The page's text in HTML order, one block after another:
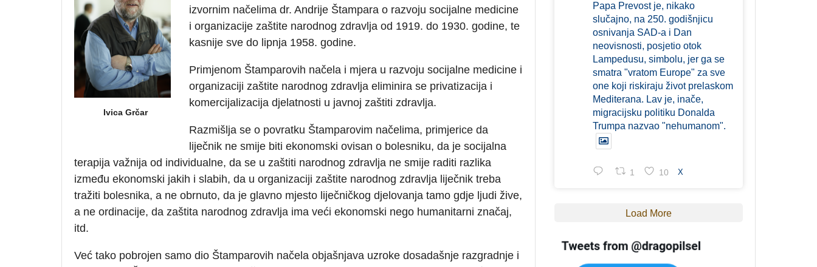
Ivica Grčar
izvornim načelima dr. Andrije Štampara o razvoju socijalne medicine
i organizacije zaštite narodnog zdravlja od 1919. do 1930. godine, te
kasnije sve do lipnja 1958. godine.
Primjenom Štamparovih načela i mjera u razvoju socijalne medicine i
organizaciji zaštite narodnog zdravlja eliminira se privatizacija i
komercijalizacija djelatnosti u javnoj zaštiti zdravlja.
Razmišlja se o povratku Štamparovim načelima, primjerice da
liječnik ne smije biti ekonomski ovisan o bolesniku, da je socijalna
terapija važnija od individualne, da se u zaštiti narodnog zdravlja ne smije raditi razlika
između ekonomski jakih i slabih, da u organizaciji zaštite narodnog zdravlja liječnik treba
tražiti bolesnika, a ne obrnuto, da je glavno mjesto liječničkog djelovanja tamo gdje ljudi žive,
a ne ordinacije, da zaštita narodnog zdravlja ima veći ekonomski nego humanitarni značaj,
itd.
Već tako pobrojen samo dio Štamparovih načela objašnjava uzroke dosadašnje razgradnje i
Papa Prevost je, nikako
slučajno, na 250. godišnjicu
osnivanja SAD-a i Dan
neovisnosti, posjetio otok
Lampedusu, simbolu, jer ga se
smatra "vratom Europe" za sve
one koji riskiraju život prelaskom
Mediterana. Lav je, inače,
migracijsku politiku Donalda
Trumpa nazvao "nehumanom".
1 10 X
Load More